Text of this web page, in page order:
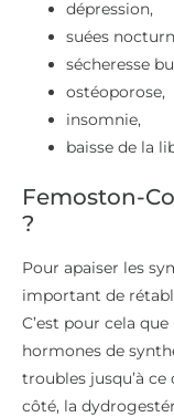
dépression,
suées
sécheresse
ostéoporose,
insomnie,
baisse de la
Femoston-
?
Pour apaiser les
important de
C’est pour cela
hormones de
troubles jusqu’à ce
côté, la